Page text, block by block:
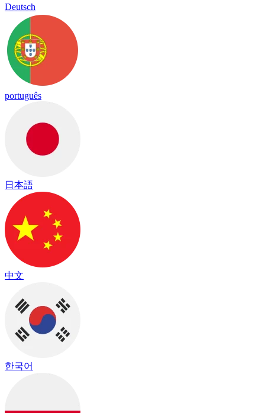
Deutsch
português
日本語
中文
한국어